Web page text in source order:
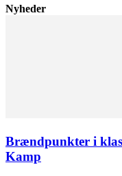
Nyheder
Brændpunkter i
Kamp